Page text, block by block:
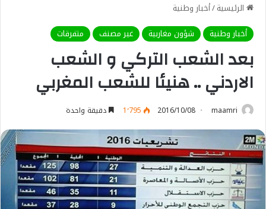
الرئيسية/أخبار وطنية
أخبار وطنية
شؤون مغاربية غير مصنف متفرقات
بعد الشعب التركي و الشعب
الاردني .. هنيئا للشعب المغربي
maamri
2016/10/08 1٬795 دقيقة واحدة